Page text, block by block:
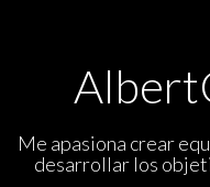
Me apasiona crear
desarrollar los